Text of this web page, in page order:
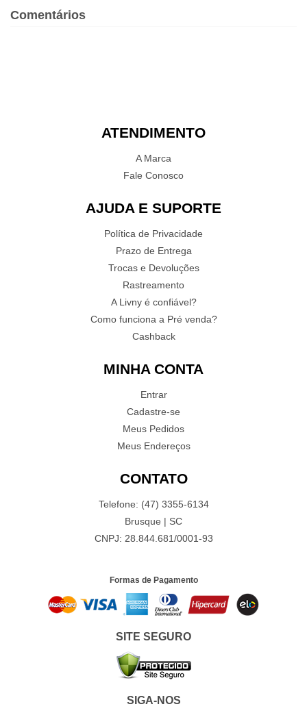
Comentários
ATENDIMENTO
A Marca
Fale Conosco
AJUDA E SUPORTE
Política de Privacidade
Prazo de Entrega
Trocas e Devoluções
Rastreamento
A Livny é confiável?
Como funciona a Pré venda?
Cashback
MINHA CONTA
Entrar
Cadastre-se
Meus Pedidos
Meus Endereços
CONTATO
Telefone: (47) 3355-6134
Brusque | SC
CNPJ: 28.844.681/0001-93
Formas de Pagamento
SITE SEGURO
SIGA-NOS